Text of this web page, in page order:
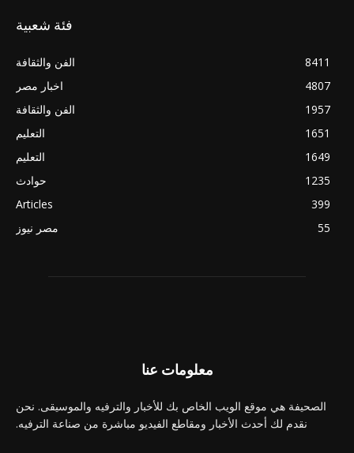
فئة شعبية
الفن والثقافة
8411
اخبار مصر
4807
الفن والثقافة
1957
التعليم
1651
التعليم
1649
حوادث
1235
Articles
399
مصر نيوز
55
معلومات عنا
الصحيفة هي موقع الويب الخاص بك للأخبار والترفيه والموسيقى. نحن
نقدم لك أحدث الأخبار ومقاطع الفيديو مباشرة من صناعة الترفيه.